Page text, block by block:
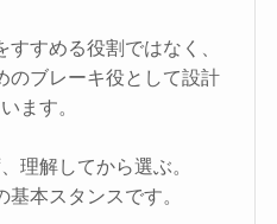
すめる役割ではなく、
のブレーキ役として設計
ます。
理解してから選ぶ。
本スタンスです。